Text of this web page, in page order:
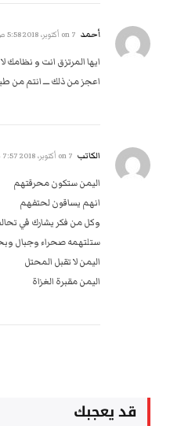
أحمد 7 أكتوبر، 2018 5:58 ص
ايها المرتزق انت و نظامك
اعجز من ذلك ــــ انتم من
الكاتب 7 أكتوبر، 2018 7:57 ص
اليمن ستكون محرقتهم
انهم يساقون لحتفهم
وكل من فكر يشارك في
ستلتهمه صحراء وجبال
اليمن لا تقبل المحتل
اليمن مقبرة الغزاة
قد يعجبك